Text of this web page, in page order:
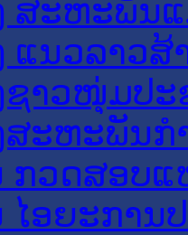
ສະຫະພັນ
ແນວລາວສ້
ຊາວໜຸ່ມປະ
ສະຫະພັນກ
ກວດສອບແ
ໄອຍະການ